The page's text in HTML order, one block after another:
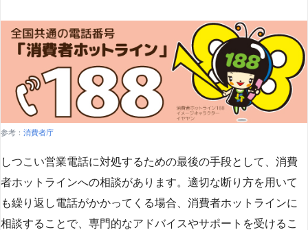
参考： 消費者庁
しつこい営業電話に対処するための最後の手段として、消費
者ホットラインへの相談があります。適切な断り方を用いて
も繰り返し電話がかかってくる場合、消費者ホットラインに
相談することで、専門的なアドバイスやサポートを受けるこ